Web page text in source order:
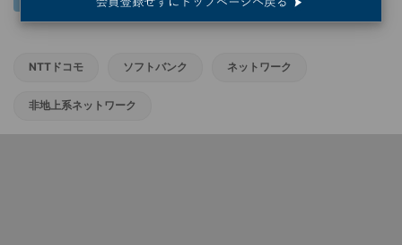
NTTドコモ ソフトバンク ネットワーク
非地上系ネットワーク